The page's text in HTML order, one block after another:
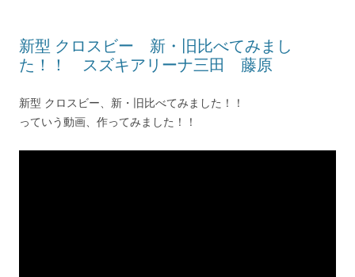
新型 クロスビー 新・旧比べてみまし
た！！ スズキアリーナ三田 藤原
新型 クロスビー、新・旧比べてみました！！
っていう動画、作ってみました！！